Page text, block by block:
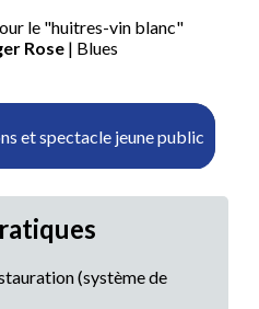
le "huitres-vin blanc"
Rose | Blues
et spectacle jeune public
(système de